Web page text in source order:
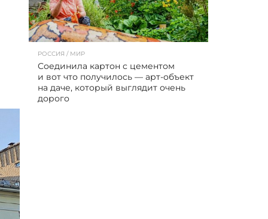
РОССИЯ / МИР
Соединила картон с цементом
и вот что получилось — арт-объект
на даче, который выглядит очень
дорого